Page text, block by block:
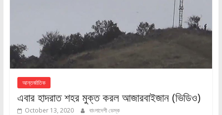
আন্তর্জাতিক
এবার হাদরাত শহর মুক্ত করল আজারবাইজান (ভিডিও)
October 13, 2020 বাংলাদেশী ডেস্ক